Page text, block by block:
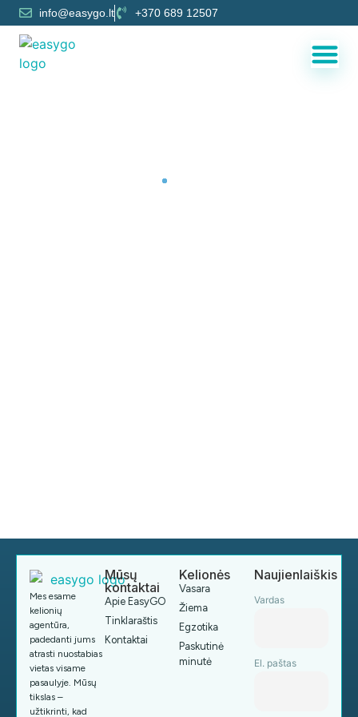
info@easygo.lt +370 689 12507
Mes esame
kelionių
agentūra,
padedanti jums
atrasti nuostabias
vietas visame
pasaulyje. Mūsų
tikslas –
užtikrinti, kad
Mūsų
kontaktai
Apie EasyGO
Tinklaraštis
Kontaktai
Kelionės
Vasara
Žiema
Egzotika
Paskutinė
minutė
Naujienlaiškis
Vardas
El. paštas